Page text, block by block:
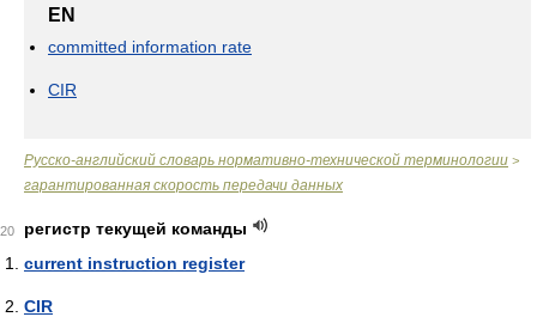
EN
committed information rate
CIR
Русско-английский словарь нормативно-технической терминологии >
гарантированная скорость передачи данных
20
регистр текущей команды
current instruction register
CIR